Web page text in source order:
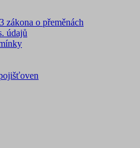
zákona o přeměnách
údajů